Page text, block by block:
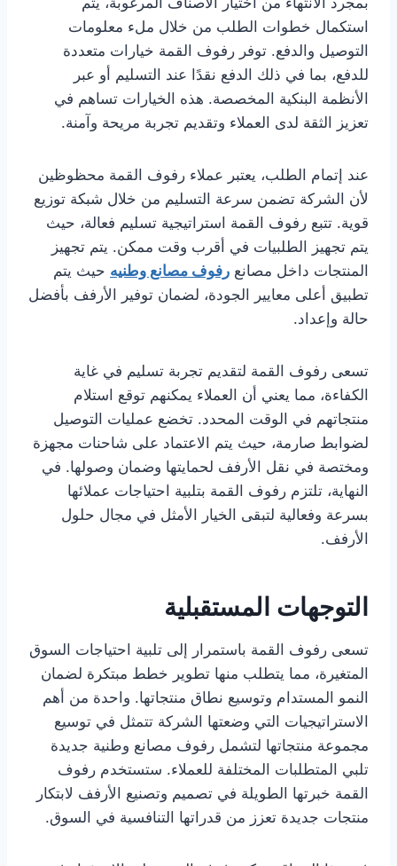
استكمال خطوات الطلب من خلال ملء معلومات
التوصيل والدفع. توفر رفوف القمة خيارات متعددة
للدفع، بما في ذلك الدفع نقدًا عند التسليم أو عبر
الأنظمة البنكية المخصصة. هذه الخيارات تساهم في
تعزيز الثقة لدى العملاء وتقديم تجربة مريحة وآمنة.
عند إتمام الطلب، يعتبر عملاء رفوف القمة محظوظين
لأن الشركة تضمن سرعة التسليم من خلال شبكة توزيع
قوية. تتبع رفوف القمة استراتيجية تسليم فعالة، حيث
يتم تجهيز الطلبيات في أقرب وقت ممكن. يتم تجهيز
المنتجات داخل مصانع رفوف مصانع وطنيه حيث يتم
تطبيق أعلى معايير الجودة، لضمان توفير الأرفف بأفضل
حالة وإعداد.
تسعى رفوف القمة لتقديم تجربة تسليم في غاية
الكفاءة، مما يعني أن العملاء يمكنهم توقع استلام
منتجاتهم في الوقت المحدد. تخضع عمليات التوصيل
لضوابط صارمة، حيث يتم الاعتماد على شاحنات مجهزة
ومختصة في نقل الأرفف لحمايتها وضمان وصولها. في
النهاية، تلتزم رفوف القمة بتلبية احتياجات عملائها
بسرعة وفعالية لتبقى الخيار الأمثل في مجال حلول
الأرفف.
التوجهات المستقبلية
تسعى رفوف القمة باستمرار إلى تلبية احتياجات السوق
المتغيرة، مما يتطلب منها تطوير خطط مبتكرة لضمان
النمو المستدام وتوسيع نطاق منتجاتها. واحدة من أهم
الاستراتيجيات التي وضعتها الشركة تتمثل في توسيع
مجموعة منتجاتها لتشمل رفوف مصانع وطنية جديدة
تلبي المتطلبات المختلفة للعملاء. ستستخدم رفوف
القمة خبرتها الطويلة في تصميم وتصنيع الأرفف لابتكار
منتجات جديدة تعزز من قدراتها التنافسية في السوق.